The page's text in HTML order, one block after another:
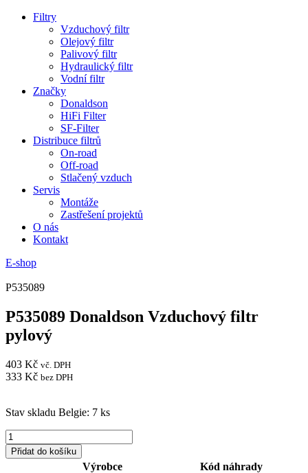
Filtry
Vzduchový filtr
Olejový filtr
Palivový filtr
Hydraulický filtr
Vodní filtr
Značky
Donaldson
HiFi Filter
SF-Filter
Distribuce filtrů
On-road
Off-road
Stlačený vzduch
Servis
Montáže
Zastřešení projektů
O nás
Kontakt
E-shop
P535089
P535089 Donaldson Vzduchový filtr
pylový
403 Kč vč. DPH
333 Kč bez DPH
Stav skladu Belgie: 7 ks
P535089
Donaldson
Vzduchový
Přidat do košíku
Výrobce
Kód náhrady